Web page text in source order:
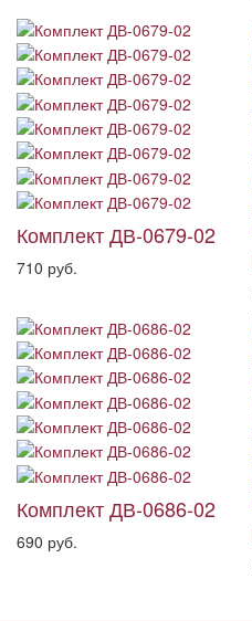
Комплект ДВ-0679-02
710 руб.
Комплект ДВ-0686-02
690 руб.